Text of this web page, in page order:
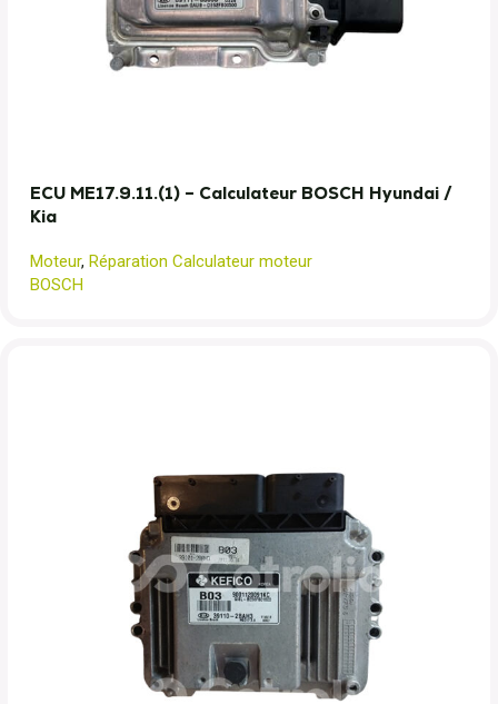
ECU ME17.9.11.(1) – Calculateur BOSCH Hyundai /
Kia
Moteur, Réparation Calculateur moteur
BOSCH